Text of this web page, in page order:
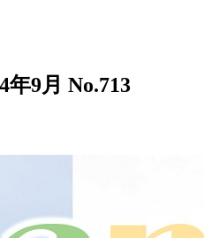
9月 No.713